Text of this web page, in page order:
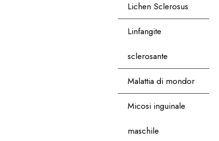
Lichen Sclerosus
Linfangite
sclerosante
Malattia di mondor
Micosi inguinale
maschile